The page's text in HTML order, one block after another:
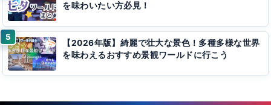
を味わいたい方必見！
【2026年版】綺麗で壮大な景色！多種多様な世界
を味わえるおすすめ景観ワールドに行こう